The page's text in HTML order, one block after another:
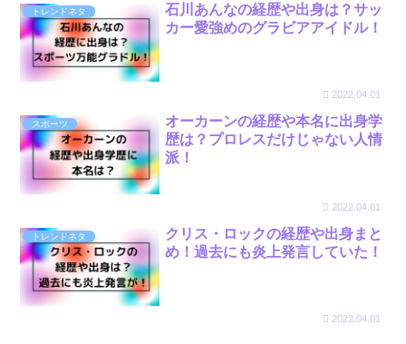
トレンドネタ
石川あんなの経歴や出身は？サッ
カー愛強めのグラビアアイドル！
2022.04.01
スポーツ
オーカーンの経歴や本名に出身学
歴は？プロレスだけじゃない人情
派！
2022.04.01
トレンドネタ
クリス・ロックの経歴や出身まと
め！過去にも炎上発言していた！
2022.04.01